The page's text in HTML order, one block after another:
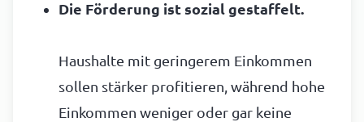
Die Förderung ist sozial gestaffelt.
Haushalte mit geringerem Einkommen
sollen stärker profitieren, während hohe
Einkommen weniger oder gar keine